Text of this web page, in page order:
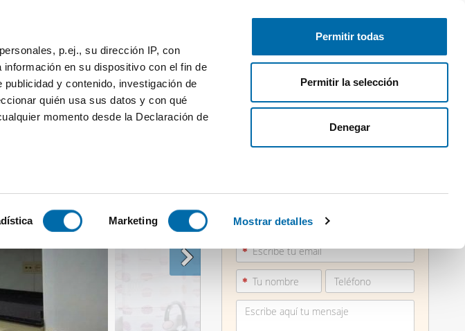
p.ej., su dirección IP, con
en su dispositivo con el fin de
y contenido, investigación de
quién usa sus datos y con qué
momento desde la Declaración de
características específicas (huellas
personales y establezca sus
su consentimiento en cualquier momento
y los anuncios, ofrecer funciones
Marketing Mostrar detalles
Permitir todas
Permitir la selección
Denegar
Publica gratis Inicia sesión
984 26... Ver teléfono